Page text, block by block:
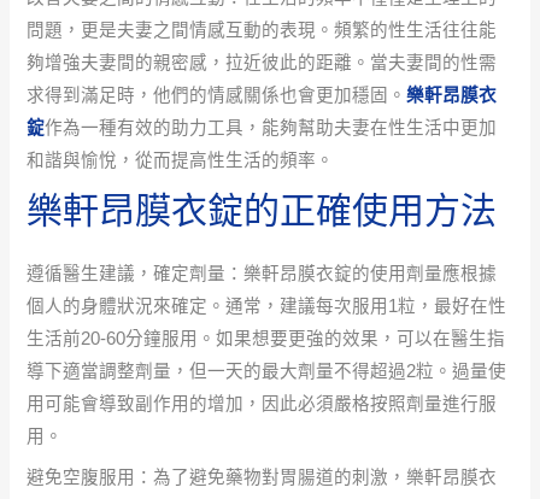
問題，更是夫妻之間情感互動的表現。頻繁的性生活往往能
夠增強夫妻間的親密感，拉近彼此的距離。當夫妻間的性需
求得到滿足時，他們的情感關係也會更加穩固。樂軒昂膜衣
錠作為一種有效的助力工具，能夠幫助夫妻在性生活中更加
和諧與愉悅，從而提高性生活的頻率。
樂軒昂膜衣錠的正確使用方法
遵循醫生建議，確定劑量：樂軒昂膜衣錠的使用劑量應根據
個人的身體狀況來確定。通常，建議每次服用1粒，最好在性
生活前20-60分鐘服用。如果想要更強的效果，可以在醫生指
導下適當調整劑量，但一天的最大劑量不得超過2粒。過量使
用可能會導致副作用的增加，因此必須嚴格按照劑量進行服
用。
避免空腹服用：為了避免藥物對胃腸道的刺激，樂軒昂膜衣